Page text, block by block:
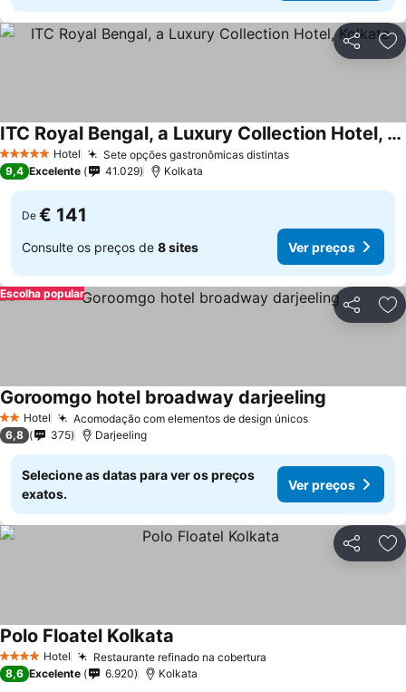
Partilhar
5 Estrelas Hotel Sete opções gastronômicas distintas
ITC Royal Bengal, a Luxury Collection Hotel, Kolkata
9,4 Excelente 41.029 Kolkata
De € 141
Consulte os preços de 8 sites Ver preços
Partilhar
Escolha popular
2 Estrelas
Hotel Acomodação com elementos de design únicos
Goroomgo hotel broadway darjeeling
6,8 375 Darjeeling
Selecione as datas para ver os preços
exatos.
Ver preços
Partilhar
4 EstrelasHotel Restaurante refinado na cobertura
Polo Floatel Kolkata
8,6 Excelente 6.920 Kolkata